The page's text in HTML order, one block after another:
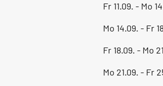
Fr 11.09. - Mo
Mo 14.09. - Fr
Fr 18.09. - Mo
Mo 21.09. - Fr